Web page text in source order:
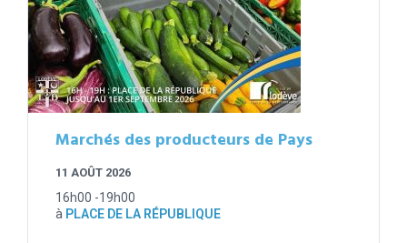
Marchés des producteurs de Pays
11 AOÛT 2026
16h00 -19h00
à PLACE DE LA RÉPUBLIQUE